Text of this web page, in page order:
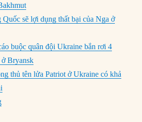
sẽ lợi dụng thất bại của Nga ở
buộc quân đội Ukraine bắn rơi 4
Bryansk
thủ tên lửa Patriot ở Ukraine có khả
“Chuyển động Quốc Phòng (11/5 – 18/5/